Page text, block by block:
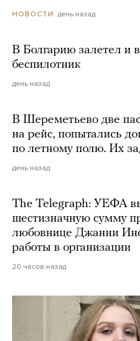
НОВОСТИ день назад
В Болгарию залетел и
беспилотник
день назад
В Шереметьево две
на рейс, попытались
по летному полю. Их
день назад
The Telegraph: УЕФА
шестизначную сумму
любовнице Джанни
работы в организации
20 часов назад